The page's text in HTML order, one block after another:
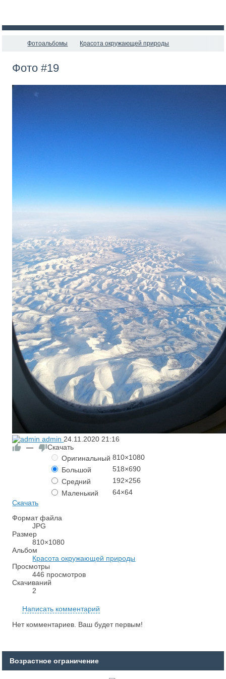
Фотоальбомы Красота окружающей природы
Фото #19
admin 24.11.2020 21:16
—
Скачать
Оригинальный 810×1080
Большой
518×690
Средний
192×256
Маленький
64×64
Скачать
Формат файла
JPG
Размер
810×1080
Альбом
Красота окружающей природы
Просмотры
446 просмотров
Скачиваний
2
Написать комментарий
Нет комментариев. Ваш будет первым!
Возрастное ограничение